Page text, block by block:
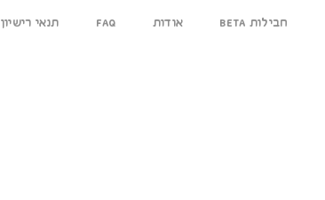
BETA חבילות אודות FAQ תנאי רישיון